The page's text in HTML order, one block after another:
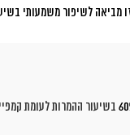
לשיפור משמעותי
בשיעור ההמרות לעומת